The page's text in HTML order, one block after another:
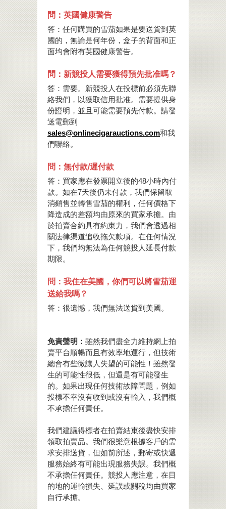
問：英國健康警告
答：任何購買的雪茄如果是要送貨到英
國的，無論是何年份，盒子的背面和正
面均會附有英國健康警告。
問：新競投人需要獲得預先批准嗎？
答：需要。新競投人在投標前必須先聯
絡我們，以獲取信用批准。需要提供身
份證明，並且可能需要預先付款。請發
送電郵到
sales@onlinecigarauctions.com和我
們聯絡。
問：無付款/遲付款
答：買家應在發票開立後的48小時內付
款。如在7天後仍未付款，我們保留取
消銷售並轉售雪茄的權利，任何價格下
降造成的差額均由原來的買家承擔。由
於拍賣合約具有約束力，我們會透過相
關法律渠道追收拖欠款項。在任何情況
下，我們均無法為任何競投人延長付款
期限。
問：我住在美國，你們可以將雪茄運
送給我嗎？
答：很遺憾，我們無法送貨到美國。
免責聲明： 雖然我們盡全力維持網上拍
賣平台順暢而且有效率地運行，但技術
總會有些微讓人失望的可能性！雖然發
生的可能性很低，但還是有可能發生
的。如果出現任何技術故障問題，例如
投標不幸沒有收到或沒有輸入，我們概
不承擔任何責任。
我們建議得標者在拍賣結束後盡快安排
領取拍賣品。我們很樂意根據客戶的需
求安排送貨，但如前所述，郵寄或快遞
服務始終有可能出現服務失誤。我們概
不承擔任何責任。競投人應注意，在目
的地的運輸損失、延誤或關稅均由買家
自行承擔。